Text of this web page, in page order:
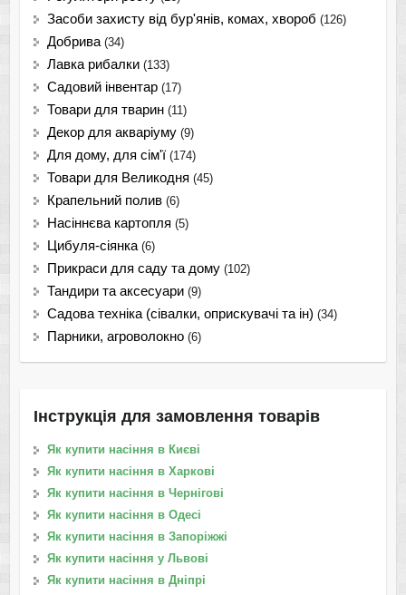
Засоби захисту від бур'янів, комах, хвороб (126)
Добрива (34)
Лавка рибалки (133)
Садовий інвентар (17)
Товари для тварин (11)
Декор для акваріуму (9)
Для дому, для сім'ї (174)
Товари для Великодня (45)
Крапельний полив (6)
Насіннєва картопля (5)
Цибуля-сіянка (6)
Прикраси для саду та дому (102)
Тандири та аксесуари (9)
Садова техніка (сівалки, оприскувачі та ін) (34)
Парники, агроволокно (6)
Інструкція для замовлення товарів
Як купити насіння в Києві
Як купити насіння в Харкові
Як купити насіння в Чернігові
Як купити насіння в Одесі
Як купити насіння в Запоріжжі
Як купити насіння у Львові
Як купити насіння в Дніпрі